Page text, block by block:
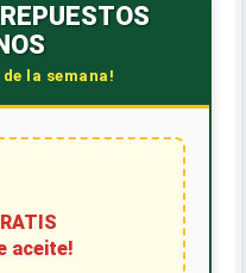
la semana!
aceite!